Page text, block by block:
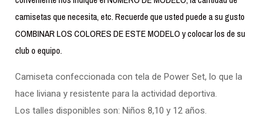
camisetas que necesita, etc. Recuerde que usted puede a su gusto
COMBINAR LOS COLORES DE ESTE MODELO y colocar los de su
club o equipo.
Camiseta confeccionada con tela de Power Set, lo que la
hace liviana y resistente para la actividad deportiva.
Los talles disponibles son: Niños 8,10 y 12 años.